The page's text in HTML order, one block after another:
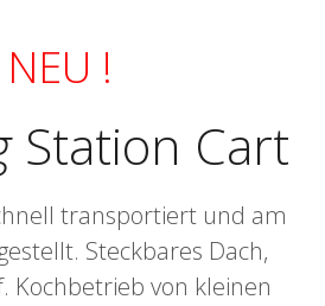
NEU !
Station Cart
transportiert und am
Steckbares Dach,
Kochbetrieb von kleinen